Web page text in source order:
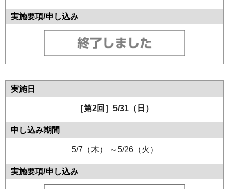
［第2回］5/31（日）
5/7（木） ～5/26（火）